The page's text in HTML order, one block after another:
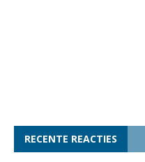
RECENTE REACTIES